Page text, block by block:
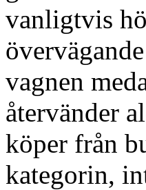
vanligtvis
vagnen
återvänder
köper från
kategorin,